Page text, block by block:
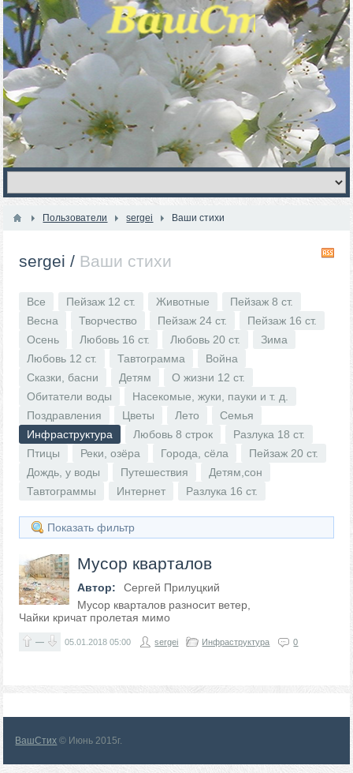
Пользователи sergei Ваши стихи
sergei / Ваши стихи
Все Пейзаж 12 ст. Животные
Пейзаж 8 ст.
Весна
Творчество Пейзаж 24 ст.
Пейзаж 16 ст.
Осень
Любовь 16 ст. Любовь 20 ст.
Зима
Любовь 12 ст.
Тавтограмма
Война
Сказки, басни
Детям
О жизни 12 ст.
Обитатели воды
Насекомые, жуки, пауки и т. д.
Поздравления
Цветы Лето
Семья
Инфраструктура
Любовь 8 строк
Разлука 18 ст.
Птицы
Реки, озёра Города, сёла
Пейзаж 20 ст.
Дождь, у воды
Путешествия
Детям,сон
Тавтограммы
Интернет Разлука 16 ст.
Показать фильтр
Мусор кварталов
Автор:
Сергей Прилуцкий
Мусор кварталов разносит ветер,
Чайки кричат пролетая мимо
— 05.01.201805:00 sergei Инфраструктура 0
ВашСтих © Июнь 2015г.